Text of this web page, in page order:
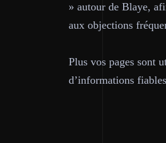
» autour de Blaye,
aux objections
Plus vos pages sont
d’informations